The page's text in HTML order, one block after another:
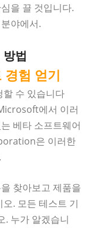
을 끌 것입니다.
야에서.
법
험 얻기
수 있습니다
에서 이러
베타 소프트웨어
은 이러한
찾아보고 제품을
. 모든 테스트 기
. 누가 알겠습니